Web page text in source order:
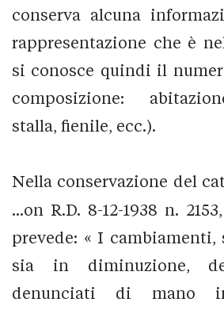
conserva alcuna
rappresentazione che è
si conosce quindi il
composizione:
stalla, fienile, ecc.).
Nella conservazione del
...on R.D. 8-12-1938 n.
prevede: « I cambiamenti,
sia in diminuzione,
denunciati di mano